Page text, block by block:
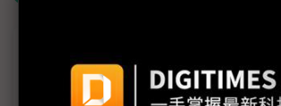
台積電揭露最新藍圖！ 先進製程與封